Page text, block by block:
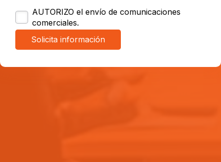
AUTORIZO el envío de comunicaciones
comerciales.